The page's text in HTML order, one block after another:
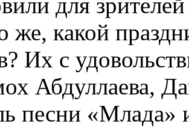
же, какой
Их с
Абдуллаева,
песни «Млада»